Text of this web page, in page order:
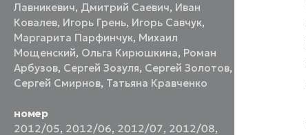
Лавникевич, Дмитрий Саевич, Иван
Ковалев, Игорь Грень, Игорь Савчук,
Маргарита Парфинчук, Михаил
Мощенский, Ольга Кирюшкина, Роман
Арбузов, Сергей Зозуля, Сергей Золотов,
Сергей Смирнов, Татьяна Кравченко
номер
2012/05, 2012/06, 2012/07, 2012/08,